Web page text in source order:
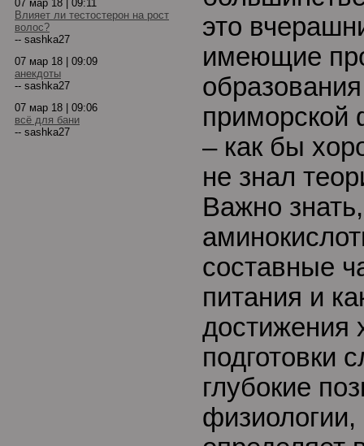
07 мар 18 | 09:11
Влияет ли тестостерон на рост
волос?
-- sashka27
07 мар 18 | 09:09
анекдоты
-- sashka27
07 мар 18 | 09:06
всё для бани
-- sashka27
это
имеющие
приморской
– как бы
не знал
Важно
составные
питания и
достижения
подготовки
глубокие
физиологии,